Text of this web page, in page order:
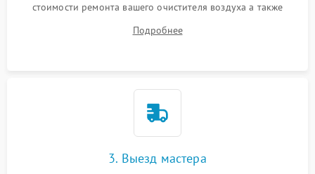
стоимости ремонта вашего очистителя воздуха а также
Подробнее
3. Выезд мастера